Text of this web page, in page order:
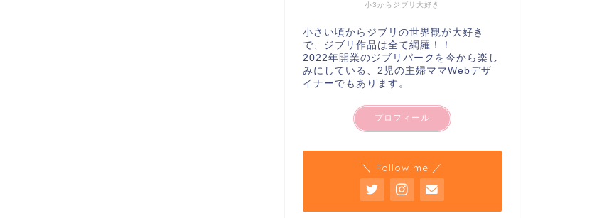
小3からジブリ大好き
小さい頃からジブリの世界観が大好き
で、ジブリ作品は全て網羅！！
2022年開業のジブリパークを今から楽し
みにしている、2児の主婦ママWebデザ
イナーでもあります。
プロフィール
＼ Follow me ／